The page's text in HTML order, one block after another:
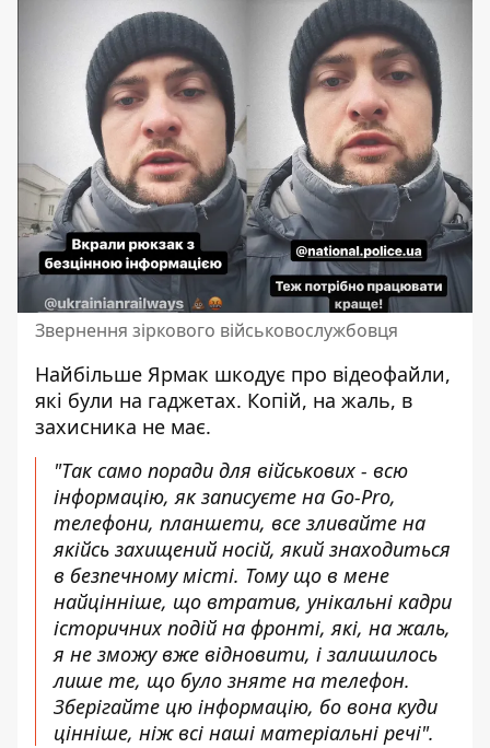
Звернення зіркового військовослужбовця
Найбільше Ярмак шкодує про відеофайли,
які були на гаджетах. Копій, на жаль, в
захисника не має.
"Так само поради для військових - всю
інформацію, як записуєте на Go-Pro,
телефони, планшети, все зливайте на
якійсь захищений носій, який знаходиться
в безпечному місті. Тому що в мене
найцінніше, що втратив, унікальні кадри
історичних подій на фронті, які, на жаль,
я не зможу вже відновити, і залишилось
лише те, що було зняте на телефон.
Зберігайте цю інформацію, бо вона куди
цінніше, ніж всі наші матеріальні речі".